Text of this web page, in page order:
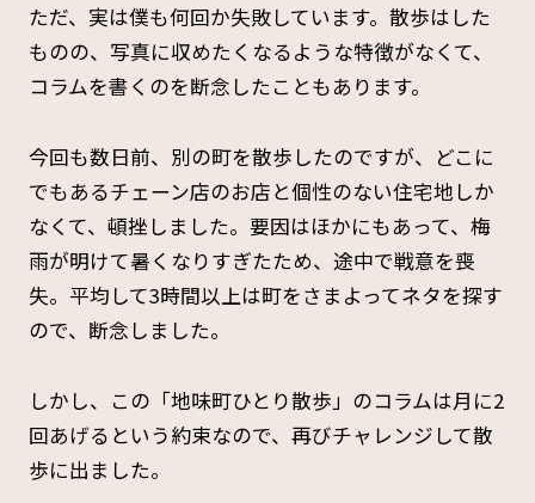
ただ、実は僕も何回か失敗しています。散歩はした
ものの、写真に収めたくなるような特徴がなくて、
コラムを書くのを断念したこともあります。
今回も数日前、別の町を散歩したのですが、どこに
でもあるチェーン店のお店と個性のない住宅地しか
なくて、頓挫しました。要因はほかにもあって、梅
雨が明けて暑くなりすぎたため、途中で戦意を喪
失。平均して3時間以上は町をさまよってネタを探す
ので、断念しました。
しかし、この「地味町ひとり散歩」のコラムは月に2
回あげるという約束なので、再びチャレンジして散
歩に出ました。